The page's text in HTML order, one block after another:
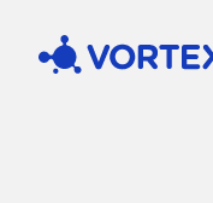
Vortex